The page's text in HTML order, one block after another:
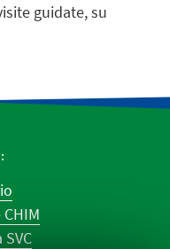
guidate, su